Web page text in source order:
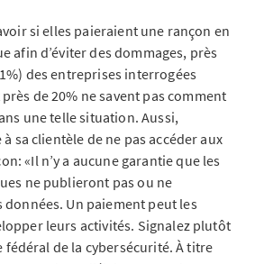
si elles paieraient une rançon en
afin d’éviter des dommages, près
des entreprises interrogées
de 20% ne savent pas comment
une telle situation. Aussi,
sa clientèle de ne pas accéder aux
«Il n’y a aucune garantie que les
ne publieront pas ou ne
données. Un paiement peut les
leurs activités. Signalez plutôt
fédéral de la cybersécurité. À titre